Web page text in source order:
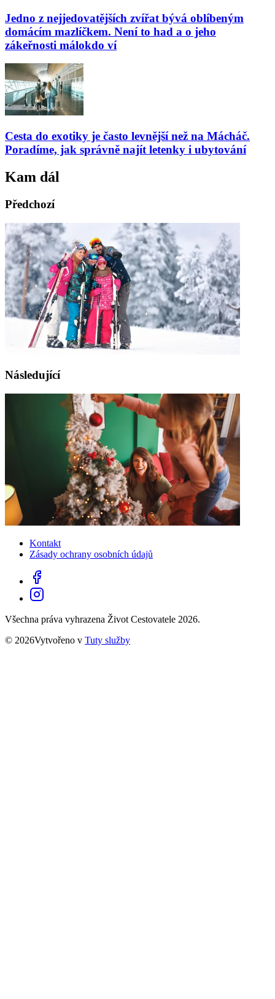
Jedno z nejjedovatějších zvířat bývá oblíbeným
domácím mazlíčkem. Není to had a o jeho
zákeřnosti málokdo ví
Cesta do exotiky je často levnější než na Mácháč.
Poradíme, jak správně najít letenky i ubytování
Kam dál
Předchozí
Následující
Kontakt
Zásady ochrany osobních údajů
Všechna práva vyhrazena Život Cestovatele 2026.
© 2026Vytvořeno v Tuty služby